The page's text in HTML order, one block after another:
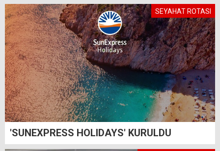
SEYAHAT ROTASI
'SUNEXPRESS HOLIDAYS' KURULDU